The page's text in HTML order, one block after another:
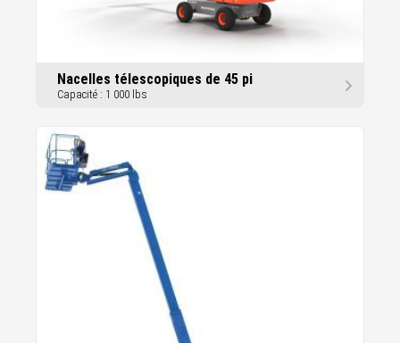
Nacelles télescopiques de 45 pi
Capacité : 1 000 lbs